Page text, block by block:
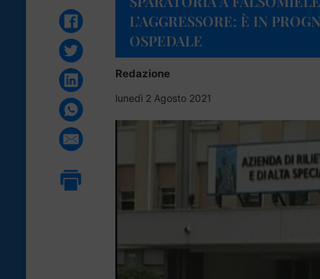
L’AGGRESSORE: È IN
OSPEDALE
Redazione
lunedì 2 Agosto 2021